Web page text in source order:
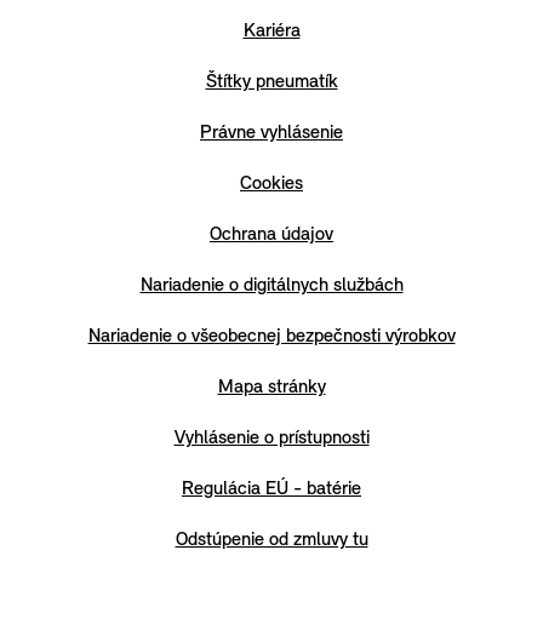
Kariéra
Štítky pneumatík
Právne vyhlásenie
Cookies
Ochrana údajov
Nariadenie o digitálnych službách
Nariadenie o všeobecnej bezpečnosti výrobkov
Mapa stránky
Vyhlásenie o prístupnosti
Regulácia EÚ - batérie
Odstúpenie od zmluvy tu